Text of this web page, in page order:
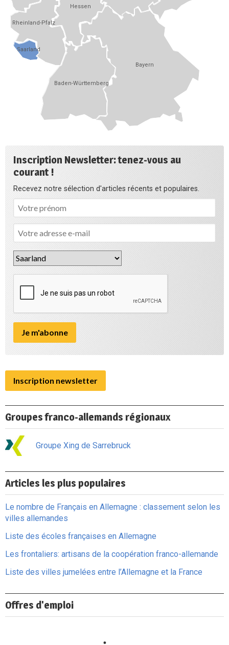
Saarland
Hessen
Rheinland-Pfalz
Baden-Württemberg
Bayern
Inscription Newsletter: tenez-vous au
courant !
Recevez notre sélection d'articles récents et populaires.
Inscription newsletter
Groupes franco-allemands régionaux
Groupe Xing de Sarrebruck
Articles les plus populaires
Le nombre de Français en Allemagne : classement selon les
villes allemandes
Liste des écoles françaises en Allemagne
Les frontaliers: artisans de la coopération franco-allemande
Liste des villes jumelées entre l’Allemagne et la France
Offres d'emploi